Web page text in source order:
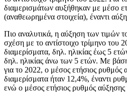
διαμερισμάτων αυξήθηκαν με μέσο
(αναθεωρημένα στοιχεία), έναντι
Πιο αναλυτικά, η αύξηση των τιμών
σχέση με το αντίστοιχο τρίμηνο του
διαμερίσματα, δηλ. ηλικίας έως 5
δηλ. ηλικίας άνω των 5 ετών. Με
για το 2022, ο μέσος ετήσιος ρυθμός
διαμερίσματα ήταν 12,4%, έναντι
ενώ ο μέσος ετήσιος ρυθμός αύξησης